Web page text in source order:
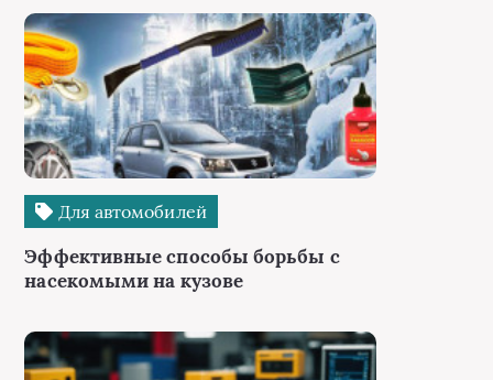
Для автомобилей
Эффективные способы борьбы с
насекомыми на кузове